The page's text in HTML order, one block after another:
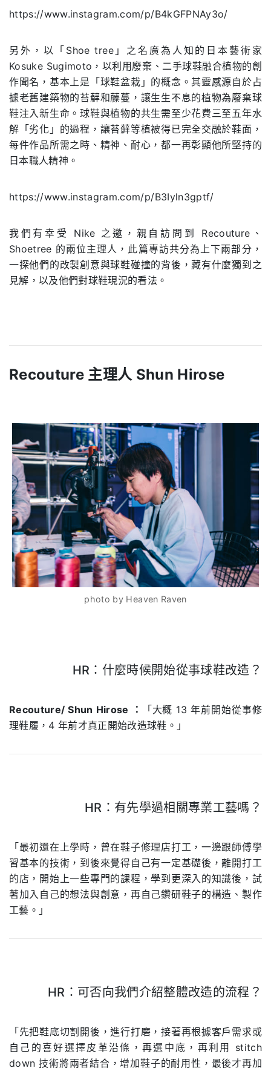
https://www.instagram.com/p/B4kGFPNAy3o/
另外，以「Shoe tree」之名廣為人知的日本藝術家
Kosuke Sugimoto，以利用廢棄、二手球鞋融合植物的創
作聞名，基本上是「球鞋盆栽」的概念。其靈感源自於占
據老舊建築物的苔蘚和藤蔓，讓生生不息的植物為廢棄球
鞋注入新生命。球鞋與植物的共生需至少花費三至五年水
解「劣化」的過程，讓苔蘚等植被得已完全交融於鞋面，
每件作品所需之時、精神、耐心，都一再彰顯他所堅持的
日本職人精神。
https://www.instagram.com/p/B3Iyln3gptf/
我們有幸受 Nike 之邀，親自訪問到 Recouture、
Shoetree 的兩位主理人，此篇專訪共分為上下兩部分，
一探他們的改製創意與球鞋碰撞的背後，藏有什麼獨到之
見解，以及他們對球鞋現況的看法。
Recouture 主理人 Shun Hirose
photo by Heaven Raven
HR：什麼時候開始從事球鞋改造？
Recouture/ Shun Hirose ：
「大概 13 年前開始從事修
理鞋履，4 年前才真正開始改造球鞋。」
HR：有先學過相關專業工藝嗎？
「最初還在上學時，曾在鞋子修理店打工，一邊跟師傅學
習基本的技術，到後來覺得自己有一定基礎後，離開打工
的店，開始上一些專門的課程，學到更深入的知識後，試
著加入自己的想法與創意，再自己鑽研鞋子的構造、製作
工藝。」
HR：可否向我們介紹整體改造的流程？
「先把鞋底切割開後，進行打磨，接著再根據客戶需求或
自己的喜好選擇皮革沿條，再選中底，再利用 stitch
down 技術將兩者結合，增加鞋子的耐用性，最後才再加